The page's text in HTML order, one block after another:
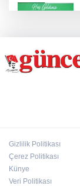
Gizlilik Politikası
Çerez Politikası
Künye
Veri Politikası